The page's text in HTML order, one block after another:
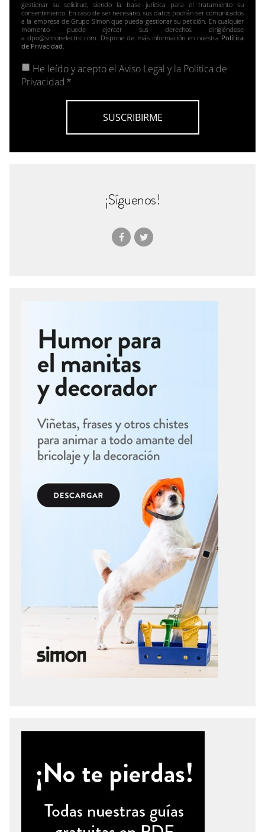
gestionar su solicitud, siendo la base jurídica para el tratamiento su
consentimiento. En caso de ser necesario, sus datos podrán ser comunicados
a la empresa de Grupo Simon que pueda gestionar su petición. En cualquier
momento puede ejercer sus derechos dirigiéndose
a dpo@simonelectric.com. Dispone de más información en nuestra Política
de Privacidad.
He leído y acepto el Aviso Legal y la Política de
Privacidad *
¡Síguenos!